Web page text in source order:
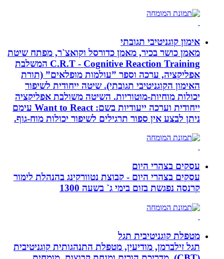
אימון קוגניטיבי תגובתי
מאמן כושר בכיר, מאמן כדורסל וקואצ`ר, מפתח שיטת
C.R.T - Cognitive Reaction Training המשלבת
אפליקציה, ערכה וספר ”עולמות מופלאים” (תורת
האימון הקוגניטיבי תגובתי). שיטה ייחודית לשיפור
יכולות מוחיות-מוטוריות. השיטה משולבת אפליקציה
ייחודית וערכה ייעודיות בשם: Want to React עימם
ניתן לבצע אין ספור תרגילים לשיפור יכולות מוח-גוף.
עסקים בצהרי היום
עסקים בצהרי היום - קבוצת נטוורקינג בהנהלת לימור
קרנסה נפגשת בזום בימי ג` בשעה 1300
מטפלת קוגניטיבית תגל
תגל זילברמן, מודיעין, מטפלת התנהגותית קוגניטיבית